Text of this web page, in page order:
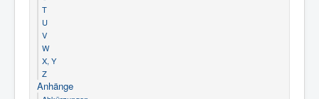
T
U
V
W
X, Y
Z
Anhänge